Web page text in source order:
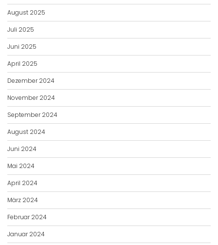
August 2025
Juli 2025
Juni 2025
April 2025
Dezember 2024
November 2024
September 2024
August 2024
Juni 2024
Mai 2024
April 2024
März 2024
Februar 2024
Januar 2024